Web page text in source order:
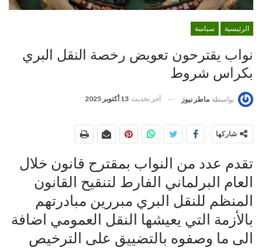
الرئيسية سياسة
نواب يقترحون تعويض رخصة النقل البري
بكراس شروط
بواسطة ماطر نيوز آخر تحديث 13 أكتوبر 2025
شاركها
تقدم عدد من النواب بمقترح قانون خلال
العام البرلماني الفارط لتنقيح القانون
المنظم للنقل البري مبررين مبادرتهم
بالأزمة التي يعيشها النقل العمومي اضافة
الى ما وصفوه بالتضييق على الترخيص